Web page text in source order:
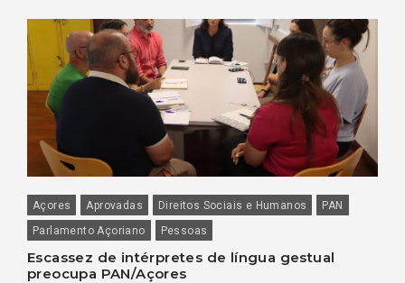
Açores Aprovadas Direitos Sociais e Humanos
PAN
Parlamento Açoriano
Pessoas
Escassez de intérpretes de língua gestual
preocupa PAN/Açores